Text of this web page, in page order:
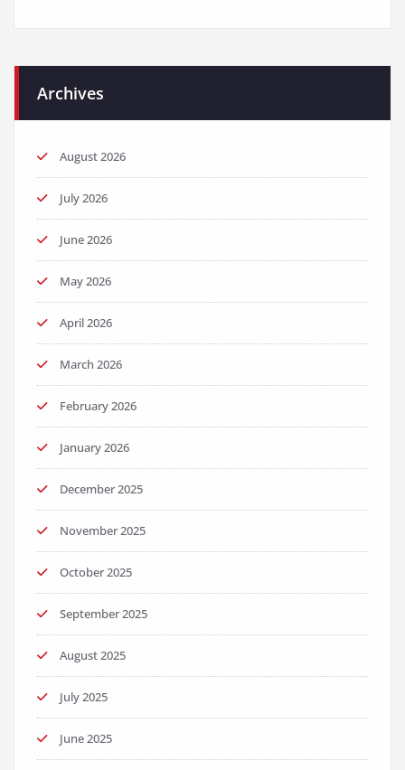
Archives
August 2026
July 2026
June 2026
May 2026
April 2026
March 2026
February 2026
January 2026
December 2025
November 2025
October 2025
September 2025
August 2025
July 2025
June 2025